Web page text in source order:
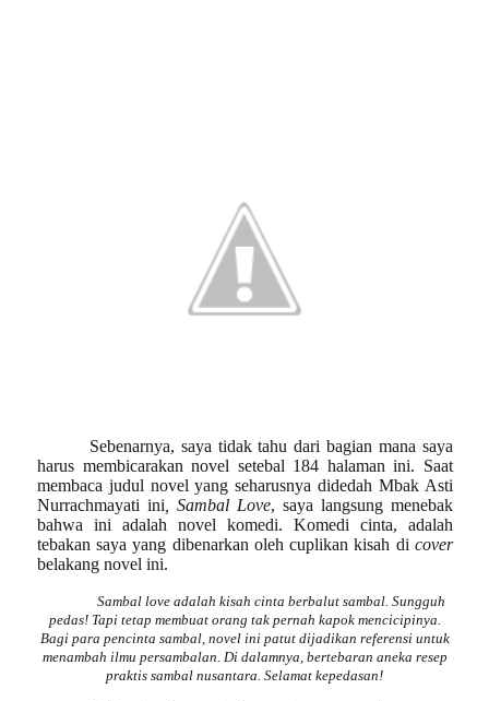
Sebenarnya, saya tidak tahu dari bagian mana saya
harus membicarakan novel setebal 184 halaman ini. Saat
membaca judul novel yang seharusnya didedah Mbak Asti
Nurrachmayati ini , Sambal Love, saya langsung menebak
bahwa ini adalah novel komedi. Komedi cinta, adalah
tebakan saya yang dibenarkan oleh cuplikan kisah di cover
belakang novel ini.
Sambal love adalah kisah cinta berbalut sambal. Sungguh
pedas! Tapi tetap membuat orang tak pernah kapok mencicipinya.
Bagi para pencinta sambal, novel ini patut dijadikan referensi untuk
menambah ilmu persambalan. Di dalamnya, bertebaran aneka resep
praktis sambal nusantara. Selamat kepedasan!